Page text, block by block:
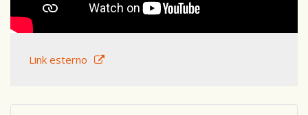
Link esterno